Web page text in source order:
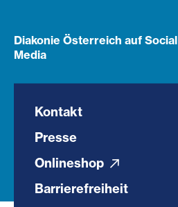
Diakonie Österreich auf Social
Media
Kontakt
Presse
Onlineshop
Barrierefreiheit